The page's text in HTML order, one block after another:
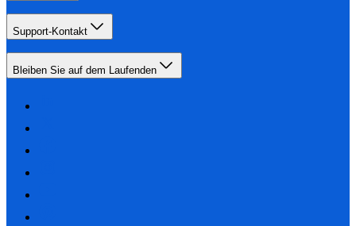
Support-Kontakt
Bleiben Sie auf dem Laufenden